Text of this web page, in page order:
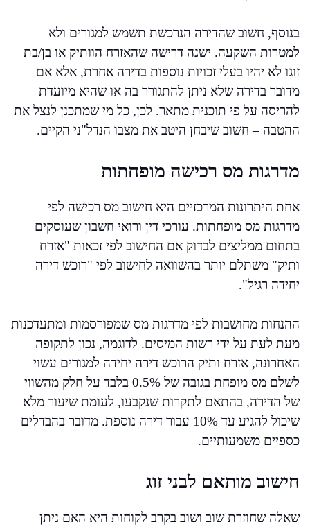
בנוסף, חשוב שהדירה הנרכשת תשמש למגורים ולא
למטרות השקעה. ישנה דרישה שהאזרח הוותיק או בן/בת
זוגו לא יהיו בעלי זכויות נוספות בדירה אחרת, אלא אם
מדובר בדירה שלא ניתן להתגורר בה או שהיא מיועדת
להריסה על פי תוכנית מתאר. לכן, כל מי שמתכנן לנצל את
ההטבה – חשוב שיבחן היטב את מצבו הנדל"ני הקיים.
מדרגות מס רכישה מופחתות
אחת היתרונות המרכזיים היא חישוב מס רכישה לפי
מדרגות מס מופחתות. עורכי דין ורואי חשבון שעוסקים
בתחום ממליצים לבדוק אם החישוב לפי זכאות "אזרח
ותיק" משתלם יותר בהשוואה לחישוב לפי "רוכש דירה
יחידה רגיל".
ההנחות מחושבות לפי מדרגות מס שמפורסמות ומתעדכנות
מעת לעת על ידי רשות המיסים. לדוגמה, נכון לתקופה
האחרונה, אזרח ותיק הרוכש דירה יחידה למגורים עשוי
לשלם מס מופחת בגובה של 0.5% בלבד על חלק מהשווי
של הדירה, בהתאם לתקרות שנקבעו, לעומת שיעור מלא
שיכול להגיע עד 10% עבור דירה נוספת. מדובר בהבדלים
כספיים משמעותיים.
חישוב מותאם לבני זוג
שאלה שחוזרת שוב ושוב בקרב לקוחות היא האם ניתן